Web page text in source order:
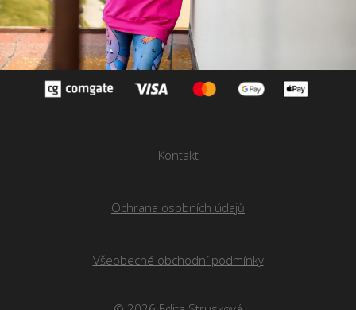
Kontakt
Ochrana osobních údajů
Všeobecné obchodní podmínky